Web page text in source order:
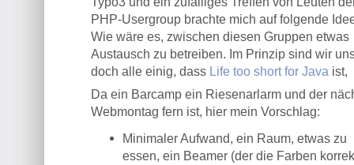
PHP-Usergroup brachte mich auf folgende
Wie wäre es, zwischen diesen Gruppen etwas
Austausch zu betreiben. Im Prinzip sind wir
doch alle einig, dass Life too short for Java ist,
Da ein Barcamp ein Riesenarlarm und der
Webmontag fern ist, hier mein Vorschlag:
Minimaler Aufwand, ein Raum, etwas zu
essen, ein Beamer (der die Farben